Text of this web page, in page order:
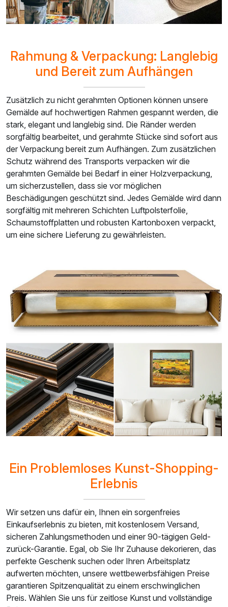
Rahmung & Verpackung: Langlebig
und Bereit zum Aufhängen
Zusätzlich zu nicht gerahmten Optionen können unsere
Gemälde auf hochwertigen Rahmen gespannt werden, die
stark, elegant und langlebig sind. Die Ränder werden
sorgfältig bearbeitet, und gerahmte Stücke sind sofort aus
der Verpackung bereit zum Aufhängen. Zum zusätzlichen
Schutz während des Transports verpacken wir die
gerahmten Gemälde bei Bedarf in einer Holzverpackung,
um sicherzustellen, dass sie vor möglichen
Beschädigungen geschützt sind. Jedes Gemälde wird dann
sorgfältig mit mehreren Schichten Luftpolsterfolie,
Schaumstoffplatten und robusten Kartonboxen verpackt,
um eine sichere Lieferung zu gewährleisten.
Ein Problemloses Kunst-Shopping-
Erlebnis
Wir setzen uns dafür ein, Ihnen ein sorgenfreies
Einkaufserlebnis zu bieten, mit kostenlosem Versand,
sicheren Zahlungsmethoden und einer 90-tägigen Geld-
zurück-Garantie. Egal, ob Sie Ihr Zuhause dekorieren, das
perfekte Geschenk suchen oder Ihren Arbeitsplatz
aufwerten möchten, unsere wettbewerbsfähigen Preise
garantieren Spitzenqualität zu einem erschwinglichen
Preis. Wählen Sie uns für zeitlose Kunst und vollständige